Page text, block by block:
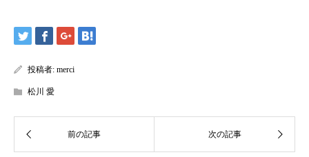
投稿者: merci
松川 愛